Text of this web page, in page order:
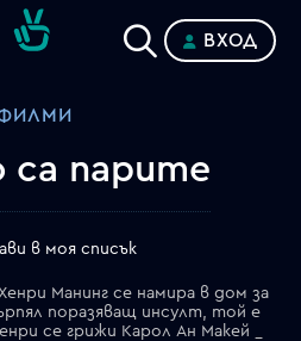
ВХОД
са парите
в моя списък
Манинг се намира в дом за
поразяващ инсулт, той е
се грижи Карол Ан Макей _